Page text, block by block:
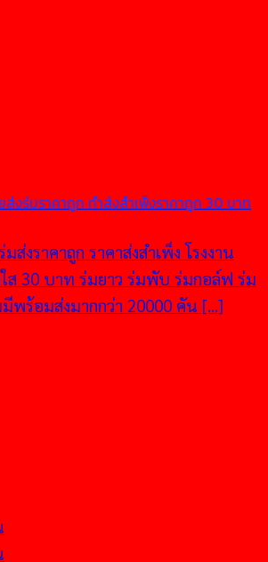
ส่งร่มราคาถูก ทำส่งสำเพ็งราคาถูก 30 บาท
ส่งราคาถูก ราคาส่งสำเพ็ง โรงงาน
ส 30 บาท ร่มยาว ร่มพับ ร่มกอล์ฟ ร่ม
พร้อมส่งมากกว่า 20000 คัน [...]